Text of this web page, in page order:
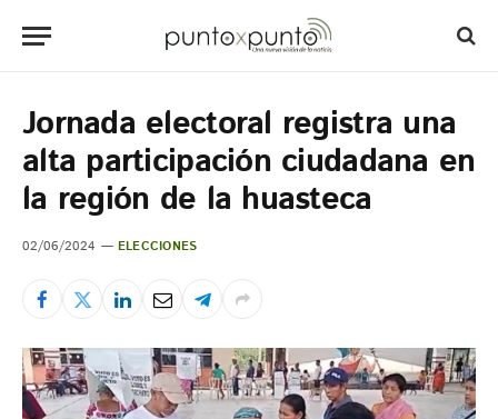
Jornada electoral registra una
alta participación ciudadana en
la región de la huasteca
02/06/2024 ELECCIONES